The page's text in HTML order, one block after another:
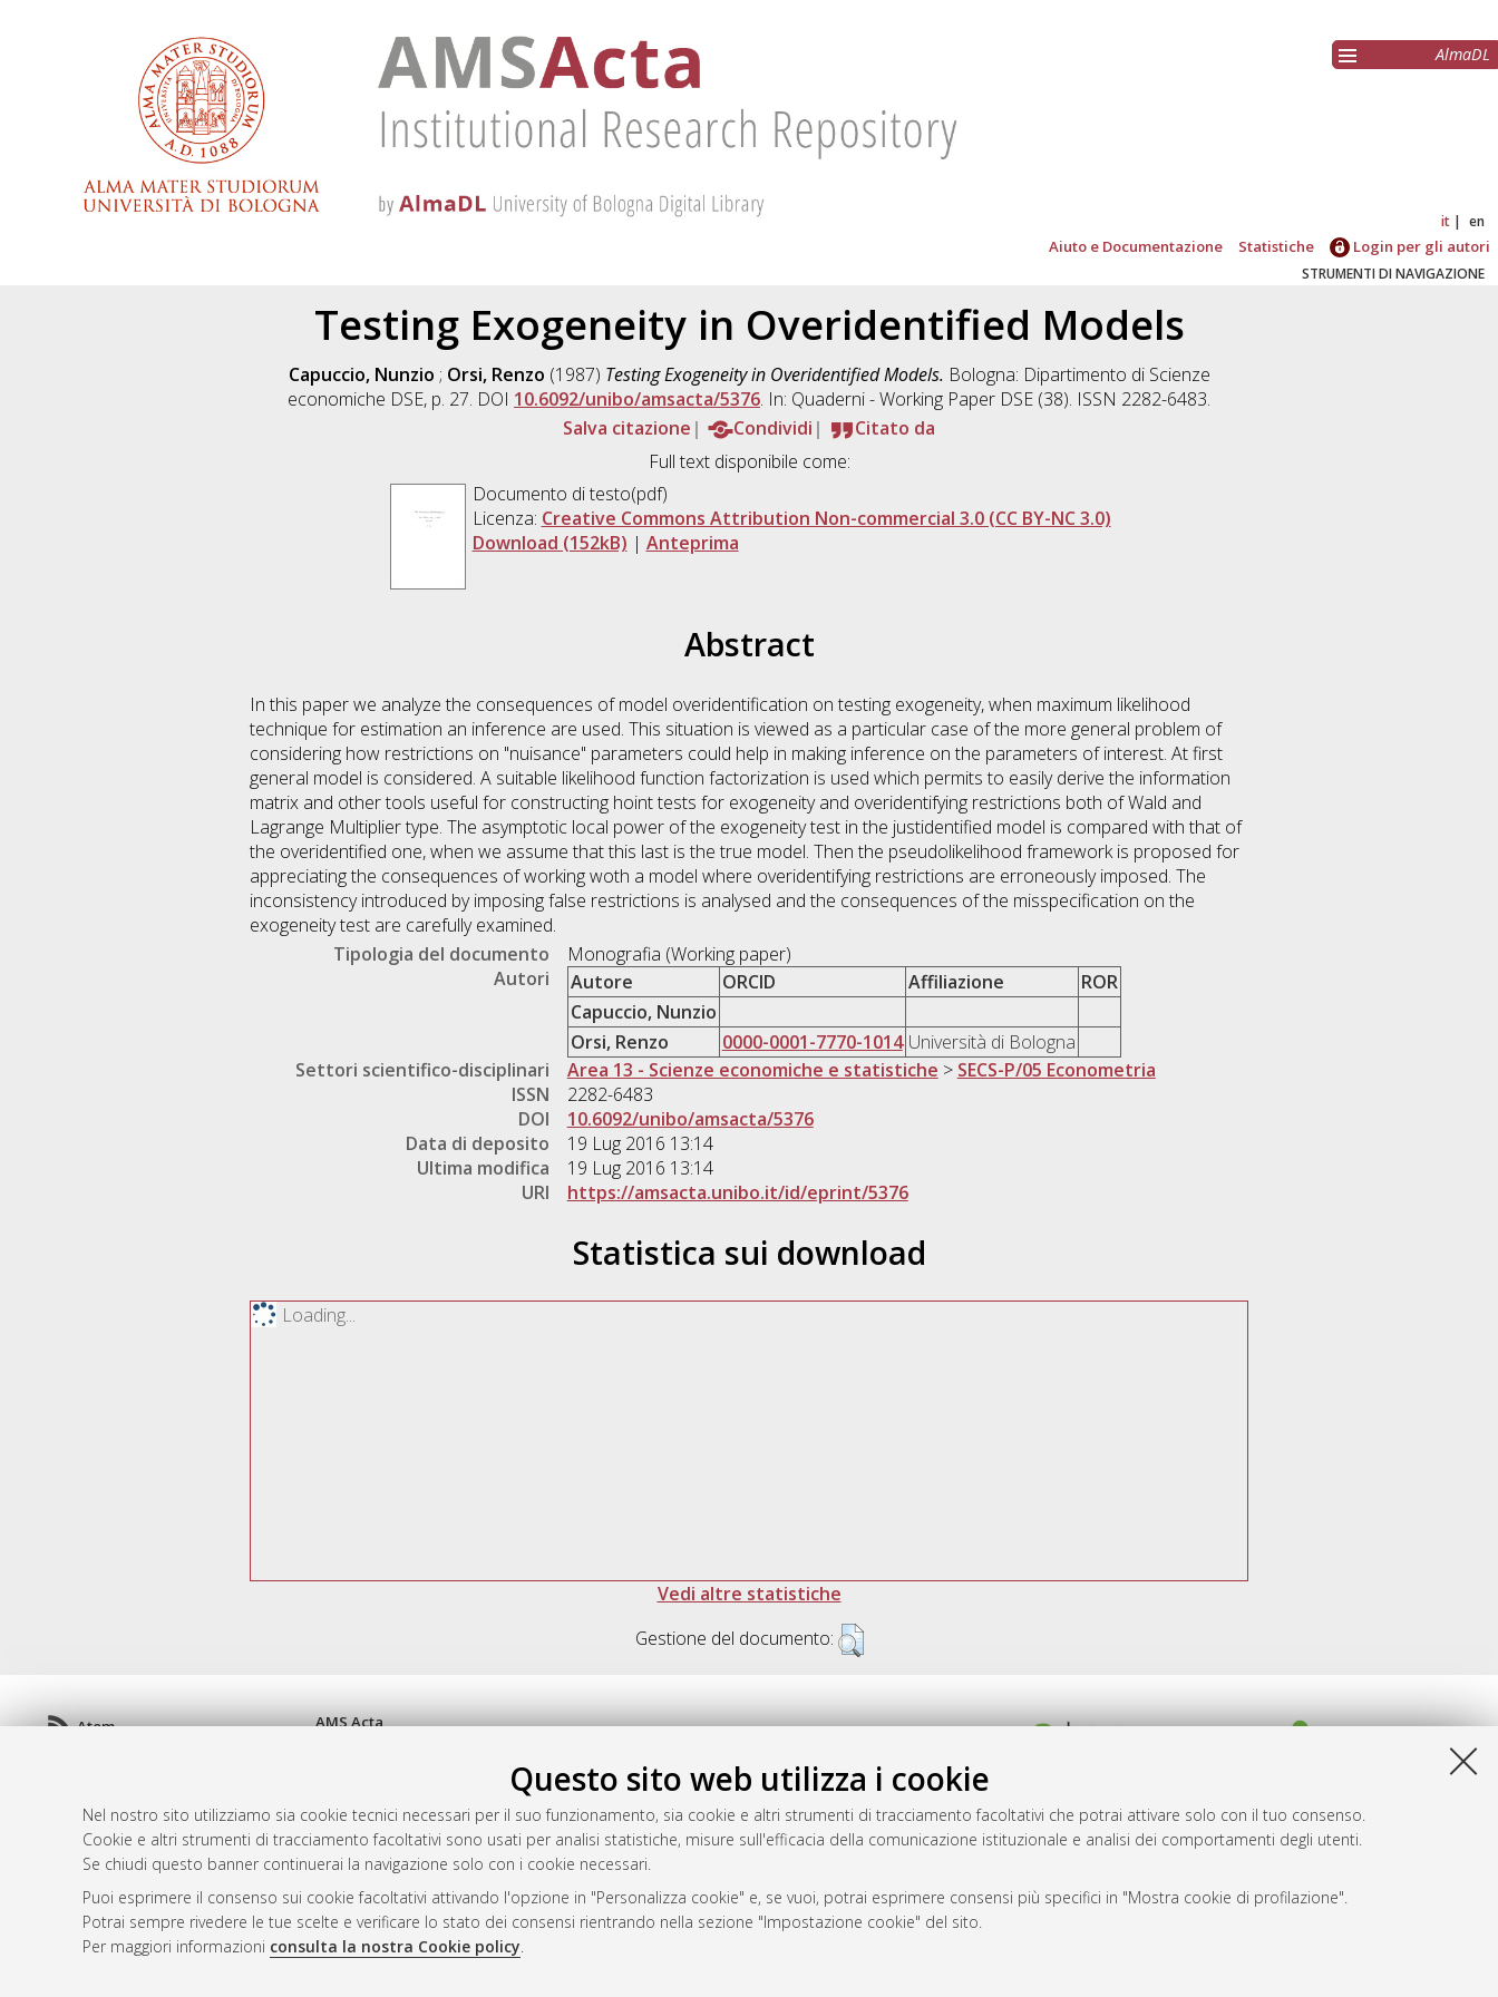
Questo sito web utilizza i cookie
Nel nostro sito utilizziamo sia cookie tecnici necessari per il suo funzionamento, sia cookie e altri strumenti di tracciamento facoltativi che potrai attivare solo con il tuo consenso.
Cookie e altri strumenti di tracciamento facoltativi sono usati per analisi statistiche, misure sull'efficacia della comunicazione istituzionale e analisi dei comportamenti degli utenti.
Se chiudi questo banner continuerai la navigazione solo con i cookie necessari.
Puoi esprimere il consenso sui cookie facoltativi attivando l'opzione in "Personalizza cookie" e, se vuoi, potrai esprimere consensi più specifici in "Mostra cookie di profilazione".
Potrai sempre rivedere le tue scelte e verificare lo stato dei consensi rientrando nella sezione "Impostazione cookie" del sito.
Per maggiori informazioni consulta la nostra Cookie policy.
AlmaDL
it en
Aiuto e Documentazione Statistiche Login per gli autori
STRUMENTI DI NAVIGAZIONE
Testing Exogeneity in Overidentified Models
Capuccio, Nunzio ; Orsi, Renzo (1987) Testing Exogeneity in Overidentified Models. Bologna: Dipartimento di Scienze
economiche DSE, p. 27. DOI 10.6092/unibo/amsacta/5376. In: Quaderni - Working Paper DSE (38). ISSN 2282-6483.
Salva citazione
Condividi
Citato da
Full text disponibile come:
Documento di testo(pdf)
Licenza: Creative Commons Attribution Non-commercial 3.0 (CC BY-NC 3.0)
Download (152kB) | Anteprima
Abstract
In this paper we analyze the consequences of model overidentification on testing exogeneity, when maximum likelihood
technique for estimation an inference are used. This situation is viewed as a particular case of the more general problem of
considering how restrictions on "nuisance" parameters could help in making inference on the parameters of interest. At first
general model is considered. A suitable likelihood function factorization is used which permits to easily derive the information
matrix and other tools useful for constructing hoint tests for exogeneity and overidentifying restrictions both of Wald and
Lagrange Multiplier type. The asymptotic local power of the exogeneity test in the justidentified model is compared with that of
the overidentified one, when we assume that this last is the true model. Then the pseudolikelihood framework is proposed for
appreciating the consequences of working woth a model where overidentifying restrictions are erroneously imposed. The
inconsistency introduced by imposing false restrictions is analysed and the consequences of the misspecification on the
exogeneity test are carefully examined.
Tipologia del documento
Monografia (Working paper)
Autori
Autore ORCID Affiliazione
ROR
Capuccio, Nunzio
Orsi, Renzo
0000-0001-7770-1014 Università di Bologna
Settori scientifico-disciplinari
Area 13 - Scienze economiche e statistiche > SECS-P/05 Econometria
ISSN
2282-6483
DOI
10.6092/unibo/amsacta/5376
Data di deposito
19 Lug 2016 13:14
Ultima modifica
19 Lug 2016 13:14
URI
https://amsacta.unibo.it/id/eprint/5376
Statistica sui download
Loading...
Vedi altre statistiche
Gestione del documento:
Atom
AMS Acta
doi.org/10.17616/R3P19R
Servizio implementato e gestito da
AlmaDL
Impostazioni Cookie
Informativa sulla privacy
Condizioni d'uso del sito
Mission e policies del repository